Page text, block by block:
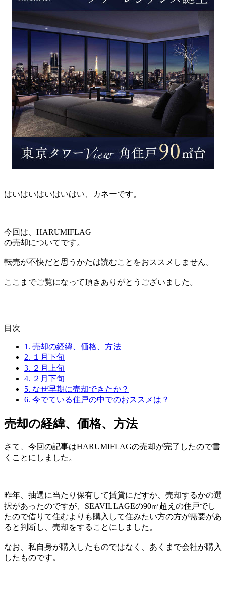
はいはいはいはいはい、カネーです。
今回は、HARUMIFLAG
の売却についてです。
転売が不快だと思うかたは読むことをおススメしません。
ここまでご覧になって頂きありがとうございました。
目次
1. 売却の経緯、価格、方法
2. １月下旬
3. ２月上旬
4. ２月下旬
5. なぜ早期に売却できたか？
6. 今でている住戸の中でのおススメは？
売却の経緯、価格、方法
さて、今回の記事はHARUMIFLAGの売却が完了したので書
くことにしました。
昨年、抽選に当たり保有して賃貸にだすか、売却するかの選
択があったのですが、SEAVILLAGEの90㎡超えの住戸でし
たので借りて住むよりも購入して住みたい方の方が需要があ
ると判断し、売却をすることにしました。
なお、私自身が購入したものではなく、あくまで会社が購入
したものです。